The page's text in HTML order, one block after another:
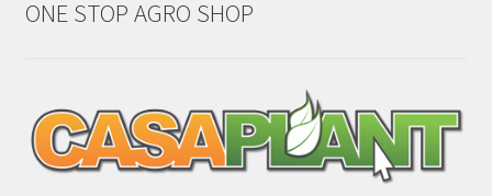
ONE STOP AGRO SHOP